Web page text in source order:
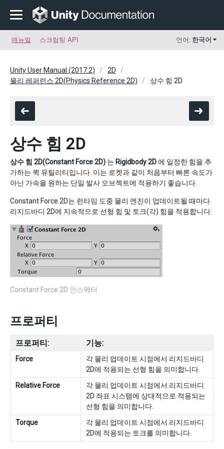
매뉴얼 스크립팅 API 언어: 한국어
Unity User Manual (2017.2)
2D
물리 레퍼런스 2D(Physics Reference 2D)
상수 힘 2D
상수 힘 2D
상수 힘 2D(Constant Force 2D) 는 Rigidbody 2D에 일정한 힘을 추
가하는 퀵 유틸리티입니다. 이는 로켓과 같이 처음부터 빠른 속도가
아닌 가속을 원하는 단일 발사 오브젝트에 적용하기 좋습니다.
Constant Force 2D는 런타임 도중 물리 엔진이 업데이트될 때마다
리지드바디 2D에 지속적으로 선형 힘 및 토크(각) 힘을 적용합니다.
Constant Force 2D 인스펙터
프로퍼티
프로퍼티: 기능:
Force
각 물리 업데이트 시점에서 리지드바디
2D에 적용되는 선형 힘을 의미합니다.
Relative Force
각 물리 업데이트 시점에서 리지드바디
2D 좌표 시스템에 상대적으로 적용되는
선형 힘을 의미합니다.
Torque
각 물리 업데이트 시점에서 리지드바디
2D에 적용되는 토크를 의미합니다.